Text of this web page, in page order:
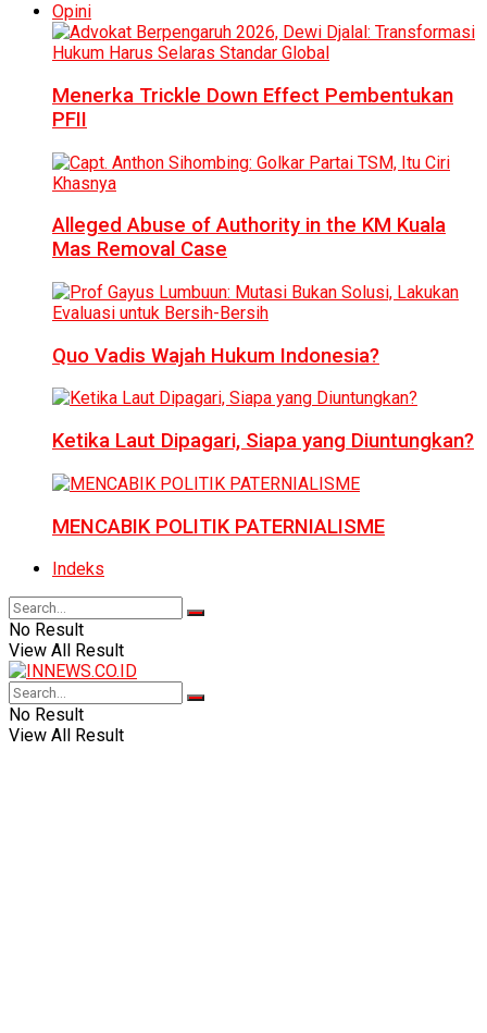
Opini
Menerka Trickle Down Effect Pembentukan
PFII
Alleged Abuse of Authority in the KM Kuala
Mas Removal Case
Quo Vadis Wajah Hukum Indonesia?
Ketika Laut Dipagari, Siapa yang Diuntungkan?
MENCABIK POLITIK PATERNIALISME
Indeks
No Result
View All Result
No Result
View All Result